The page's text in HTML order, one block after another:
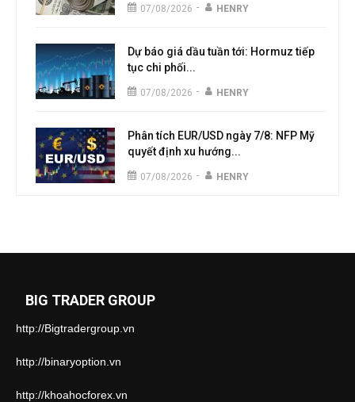
07/08/2026 - HENRY
Dự báo giá dầu tuần tới: Hormuz tiếp
tục chi phối...
07/08/2026 - HENRY
Phân tích EUR/USD ngày 7/8: NFP Mỹ
quyết định xu hướng...
07/08/2026 - HENRY
BIG TRADER GROUP
http://Bigtradergroup.vn
http://binaryoption.vn
http://khoahocforex.vn